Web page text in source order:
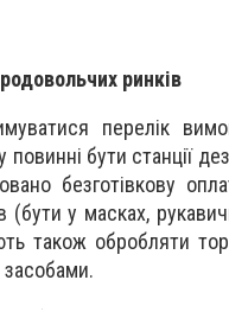
ринків
перелік
повинні бути станції
безготівкову
(бути у масках,
також обробляти